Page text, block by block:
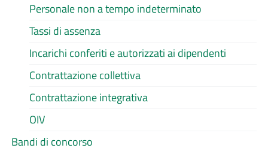
Personale non a tempo indeterminato
Tassi di assenza
Incarichi conferiti e autorizzati ai dipendenti
Contrattazione collettiva
Contrattazione integrativa
OIV
Bandi di concorso